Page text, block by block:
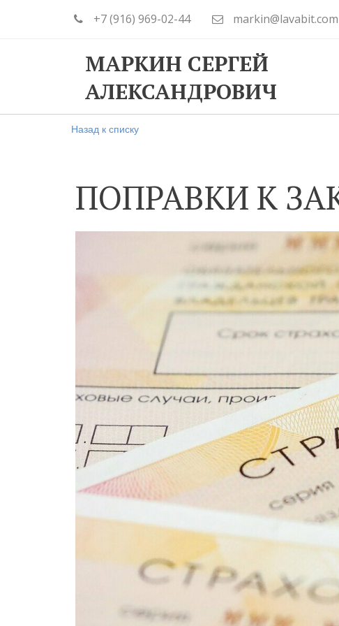
+7 (916) 969-02-44 markin@lavabit.com
МАРКИН СЕРГЕЙ
АЛЕКСАНДРОВИЧ
Назад к списку
ПОПРАВКИ К